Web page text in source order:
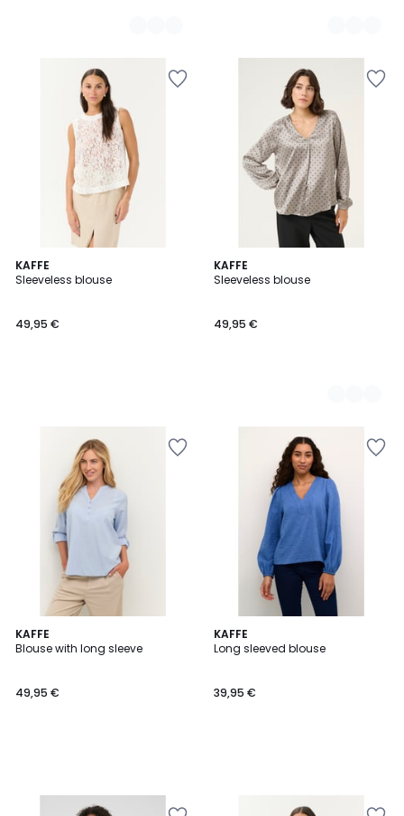
KAFFE
Sleeveless blouse
49,95 €
KAFFE
Sleeveless blouse
49,95 €
2
Couleurs
KAFFE
Blouse with long sleeve
49,95 €
KAFFE
Long sleeved blouse
39,95 €